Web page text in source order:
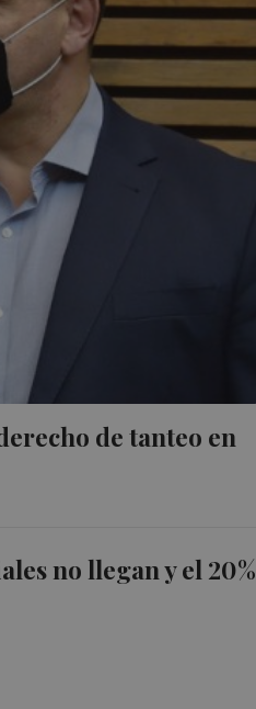
de tanteo en
no llegan y el 20%